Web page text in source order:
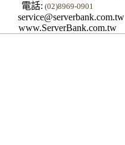
電話: (02)8969-0901
service@serverbank.com.tw
www.ServerBank.com.tw